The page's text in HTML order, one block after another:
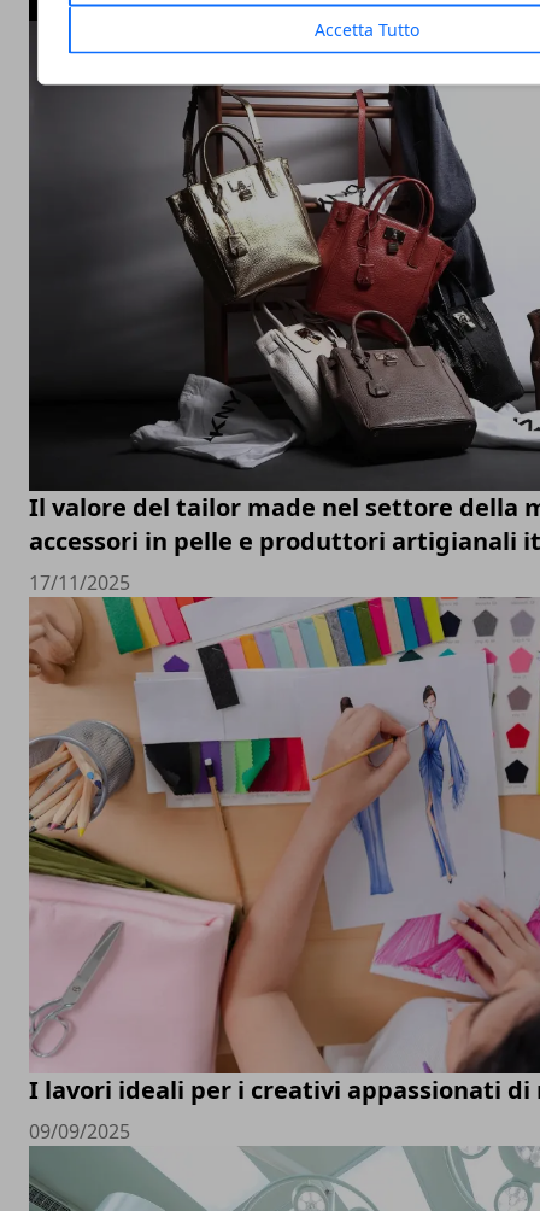
Accetta Tutto
Il valore del tailor made nel settore della
accessori in pelle e produttori artigianali
17/11/2025
I lavori ideali per i creativi appassionati di
09/09/2025